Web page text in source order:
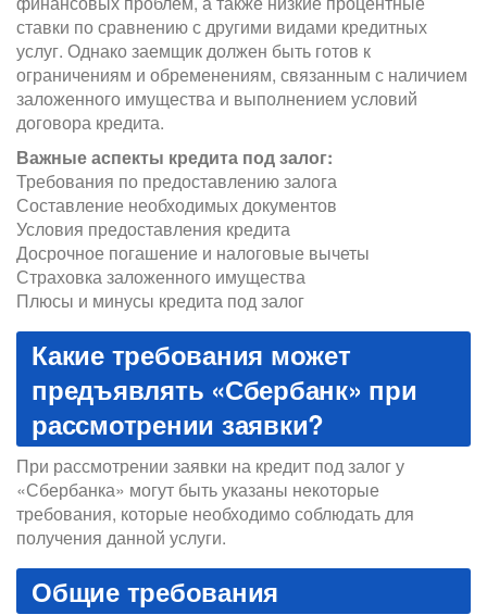
ставки по сравнению с другими видами кредитных
услуг. Однако заемщик должен быть готов к
ограничениям и обременениям, связанным с наличием
заложенного имущества и выполнением условий
договора кредита.
Важные аспекты кредита под залог:
Требования по предоставлению залога
Составление необходимых документов
Условия предоставления кредита
Досрочное погашение и налоговые вычеты
Страховка заложенного имущества
Плюсы и минусы кредита под залог
Какие требования может
предъявлять «Сбербанк» при
рассмотрении заявки?
При рассмотрении заявки на кредит под залог у
«Сбербанка» могут быть указаны некоторые
требования, которые необходимо соблюдать для
получения данной услуги.
Общие требования